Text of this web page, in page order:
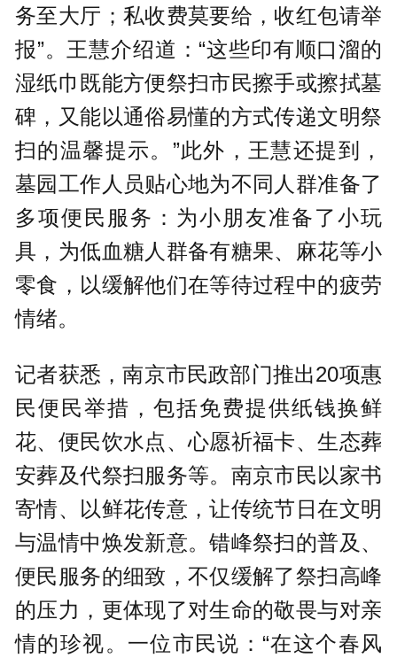
务至大厅；私收费莫要给，收红包请举
报”。王慧介绍道：“这些印有顺口溜的
湿纸巾既能方便祭扫市民擦手或擦拭墓
碑，又能以通俗易懂的方式传递文明祭
扫的温馨提示。”此外，王慧还提到，
墓园工作人员贴心地为不同人群准备了
多项便民服务：为小朋友准备了小玩
具，为低血糖人群备有糖果、麻花等小
零食，以缓解他们在等待过程中的疲劳
情绪。
记者获悉，南京市民政部门推出20项惠
民便民举措，包括免费提供纸钱换鲜
花、便民饮水点、心愿祈福卡、生态葬
安葬及代祭扫服务等。南京市民以家书
寄情、以鲜花传意，让传统节日在文明
与温情中焕发新意。错峰祭扫的普及、
便民服务的细致，不仅缓解了祭扫高峰
的压力，更体现了对生命的敬畏与对亲
情的珍视。一位市民说：“在这个春风